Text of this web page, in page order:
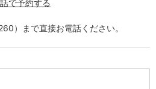
で予約する
）まで直接お電話ください。